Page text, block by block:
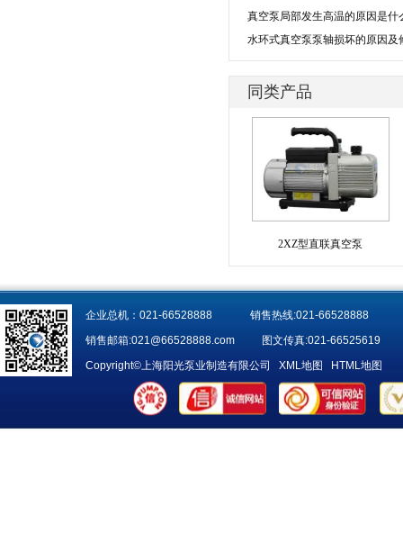
真空泵局部发生高温的原因是什
水环式真空泵泵轴损坏的原因及
同类产品
2XZ型直联真空泵
企业总机：021-66528888 销售热线:021-66528888
销售邮箱:021@66528888.com 图文传真:021-66525619
Copyright©上海阳光泵业制造有限公司 XML地图 HTML地图